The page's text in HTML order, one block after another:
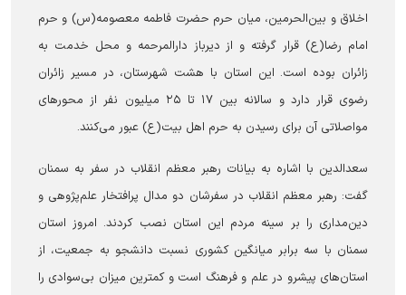
اخلاق و بین‌الحرمین، میان حرم حضرت فاطمه معصومه(س) و حرم
امام رضا(ع) قرار گرفته و از دیرباز دارالمرحمه و محل خدمت به
زائران بوده است. این استان با هشت شهرستان، در مسیر زائران
رضوی قرار دارد و سالانه بین ۱۷ تا ۲۵ میلیون نفر از محورهای
مواصلاتی آن برای رسیدن به حرم اهل بیت(ع) عبور می‌کنند.
سعدالدین با اشاره به بیانات رهبر معظم انقلاب در سفر به سمنان
گفت: رهبر معظم انقلاب در سفرشان دو مدال پرافتخار علم‌پژوهی و
دین‌مداری را بر سینه مردم این استان نصب کردند. امروز استان
سمنان با سه برابر میانگین کشوری نسبت دانشجو به جمعیت، از
استان‌های پیشرو در علم و فرهنگ است و کمترین میزان بی‌سوادی را